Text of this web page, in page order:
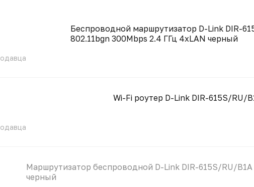
Беспроводной маршрутизатор D-Link DIR-
802.11bgn 300Mbps 2.4 ГГц 4xLAN черный
Wi-Fi роутер D-Link DIR-615S/RU/
Маршрутизатор беспроводной D-Link DIR-615S/RU/B1A
черный